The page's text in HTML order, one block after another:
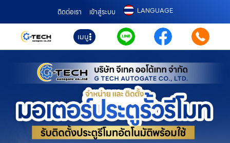
ติดต่อเรา เข้าสู่ระบบ LANGUAGE
เมนู